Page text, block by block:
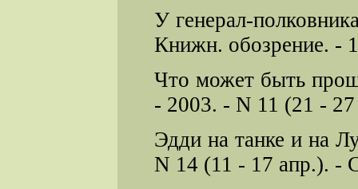
У генерал-
Книжн. обозрение. -
Что может быть
- 2003. - N 11 (21 -
Эдди на танке и на
N 14 (11 - 17 апр.). -